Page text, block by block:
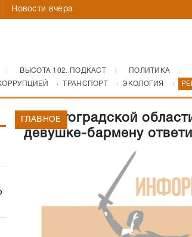
Новости вчера
ВЫСОТА 102. ПОДКАСТ ПОЛИТИКА
ТРАНСПОРТ ЭКОЛОГИЯ
В Волгоградской
девушке-бармену
ГЛАВНОЕ